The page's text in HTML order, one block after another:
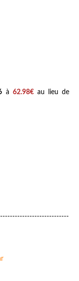
à 62.98€au lieu de